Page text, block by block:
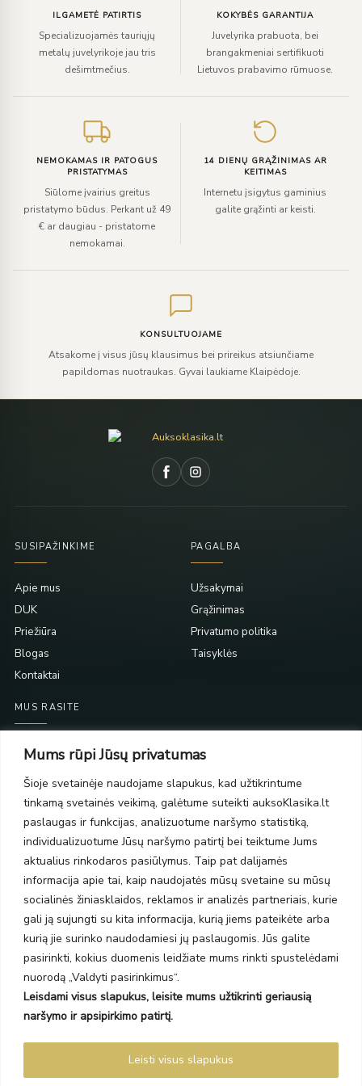
Mums rūpi Jūsų privatumas
Šioje svetainėje naudojame slapukus, kad užtikrintume
tinkamą svetainės veikimą, galėtume suteikti auksoKlasika.lt
paslaugas ir funkcijas, analizuotume naršymo statistiką,
individualizuotume Jūsų naršymo patirtį bei teiktume Jums
aktualius rinkodaros pasiūlymus. Taip pat dalijamės
informacija apie tai, kaip naudojatės mūsų svetaine su mūsų
socialinės žiniasklaidos, reklamos ir analizės partneriais, kurie
gali ją sujungti su kita informacija, kurią jiems pateikėte arba
kurią jie surinko naudodamiesi jų paslaugomis. Jūs galite
pasirinkti, kokius duomenis leidžiate mums rinkti spustelėdami
nuorodą „Valdyti pasirinkimus“.
Leisdami visus slapukus, leisite mums užtikrinti geriausią
naršymo ir apsipirkimo patirtį.
Leisti visus slapukus
ILGAMETĖ PATIRTIS
Specializuojamės tauriųjų
metalų juvelyrikoje jau tris
dešimtmečius.
KOKYBĖS GARANTIJA
Juvelyrika prabuota, bei
brangakmeniai sertifikuoti
Lietuvos prabavimo rūmuose.
NEMOKAMAS IR PATOGUS
PRISTATYMAS
Siūlome įvairius greitus
pristatymo būdus. Perkant už 49
€ ar daugiau - pristatome
nemokamai.
14 DIENŲ GRĄŽINIMAS AR
KEITIMAS
Internetu įsigytus gaminius
galite grąžinti ar keisti.
KONSULTUOJAME
Atsakome į visus jūsų klausimus bei prireikus atsiunčiame
papildomas nuotraukas. Gyvai laukiame Klaipėdoje.
SUSIPAŽINKIME
Apie mus
DUK
Priežiūra
Blogas
Kontaktai
PAGALBA
Užsakymai
Grąžinimas
Privatumo politika
Taisyklės
MUS RASITE
Taikos pr. 139
PC Molas, Klaipėda
Taikos pr. 141
PC BIG 2, Klaipėda
Šilutės pl. 35
PC Banginis, Klaipėda
NAUJIENLAIŠKIS
Prenumeruokite ir gaukite pasiūlymus, naujienas bei riboto
leidimo kolekcijas.
Prenumeruodami sutinkate su Taisyklėmis ir Privatumo politika.